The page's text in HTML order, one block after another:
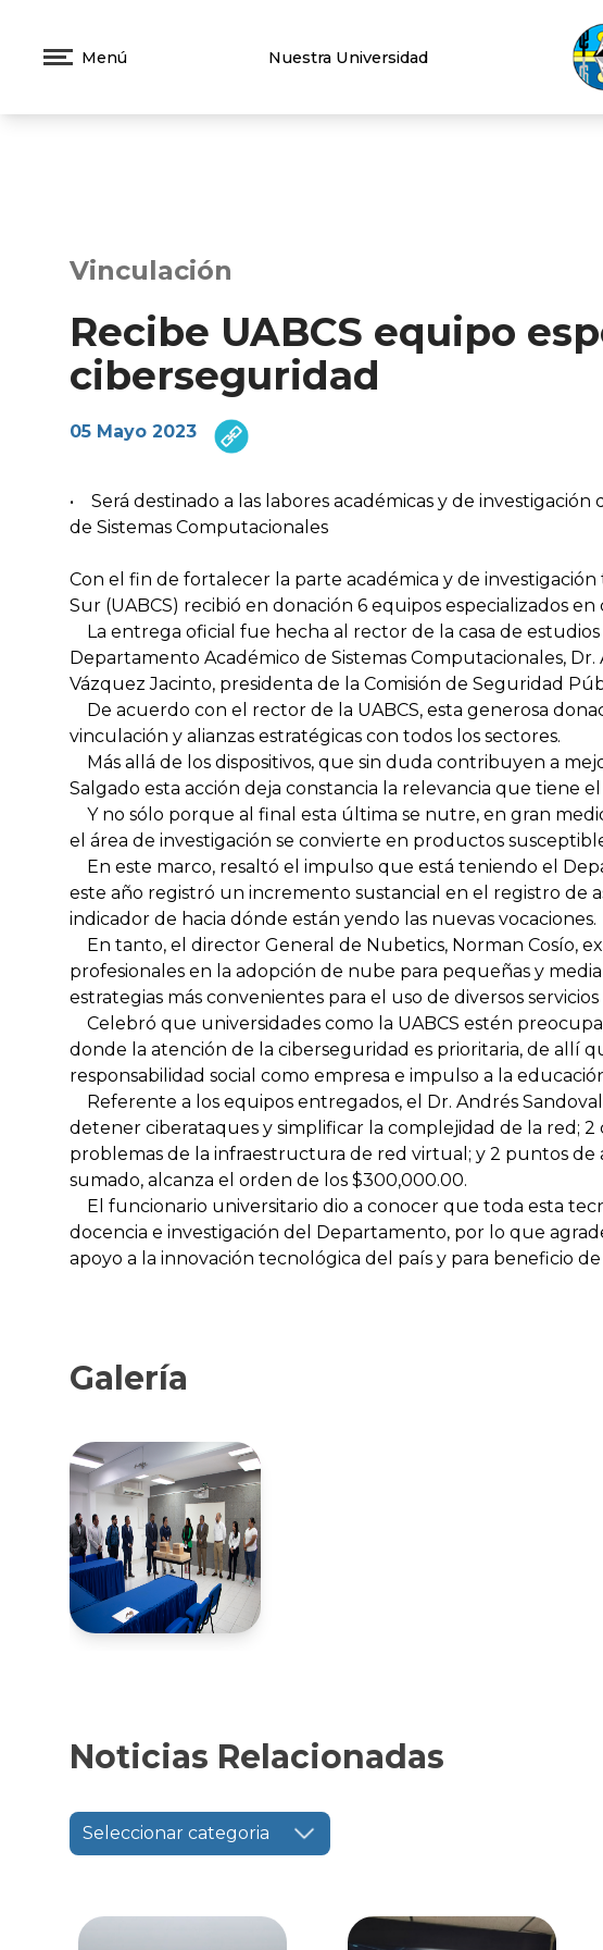
Menú Nuestra Universidad
Vinculación
Recibe UABCS equipo
ciberseguridad
05 Mayo 2023
• Será destinado a las labores académicas y de
de Sistemas Computacionales
Con el fin de fortalecer la parte académica y de
Sur (UABCS) recibió en donación 6 equipos especializados
La entrega oficial fue hecha al rector de la casa de
Departamento Académico de Sistemas Computacionales,
Vázquez Jacinto, presidenta de la Comisión de Seguridad
De acuerdo con el rector de la UABCS, esta generosa
vinculación y alianzas estratégicas con todos los sectores.
Más allá de los dispositivos, que sin duda contribuyen a
Salgado esta acción deja constancia la relevancia que tiene
Y no sólo porque al final esta última se nutre, en gran
el área de investigación se convierte en productos
En este marco, resaltó el impulso que está teniendo el
este año registró un incremento sustancial en el registro de
indicador de hacia dónde están yendo las nuevas vocaciones.
En tanto, el director General de Nubetics, Norman Cosío,
profesionales en la adopción de nube para pequeñas y
estrategias más convenientes para el uso de diversos
Celebró que universidades como la UABCS estén
donde la atención de la ciberseguridad es prioritaria, de allí
responsabilidad social como empresa e impulso a la
Referente a los equipos entregados, el Dr. Andrés
detener ciberataques y simplificar la complejidad de la red;
problemas de la infraestructura de red virtual; y 2 puntos
sumado, alcanza el orden de los $300,000.00.
El funcionario universitario dio a conocer que toda esta
docencia e investigación del Departamento, por lo que
apoyo a la innovación tecnológica del país y para beneficio
Galería
Noticias Relacionadas
Seleccionar categoria